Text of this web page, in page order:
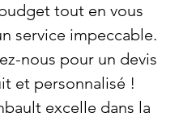
tout en vous
service impeccable.
nous pour un devis
et personnalisé !
excelle dans la